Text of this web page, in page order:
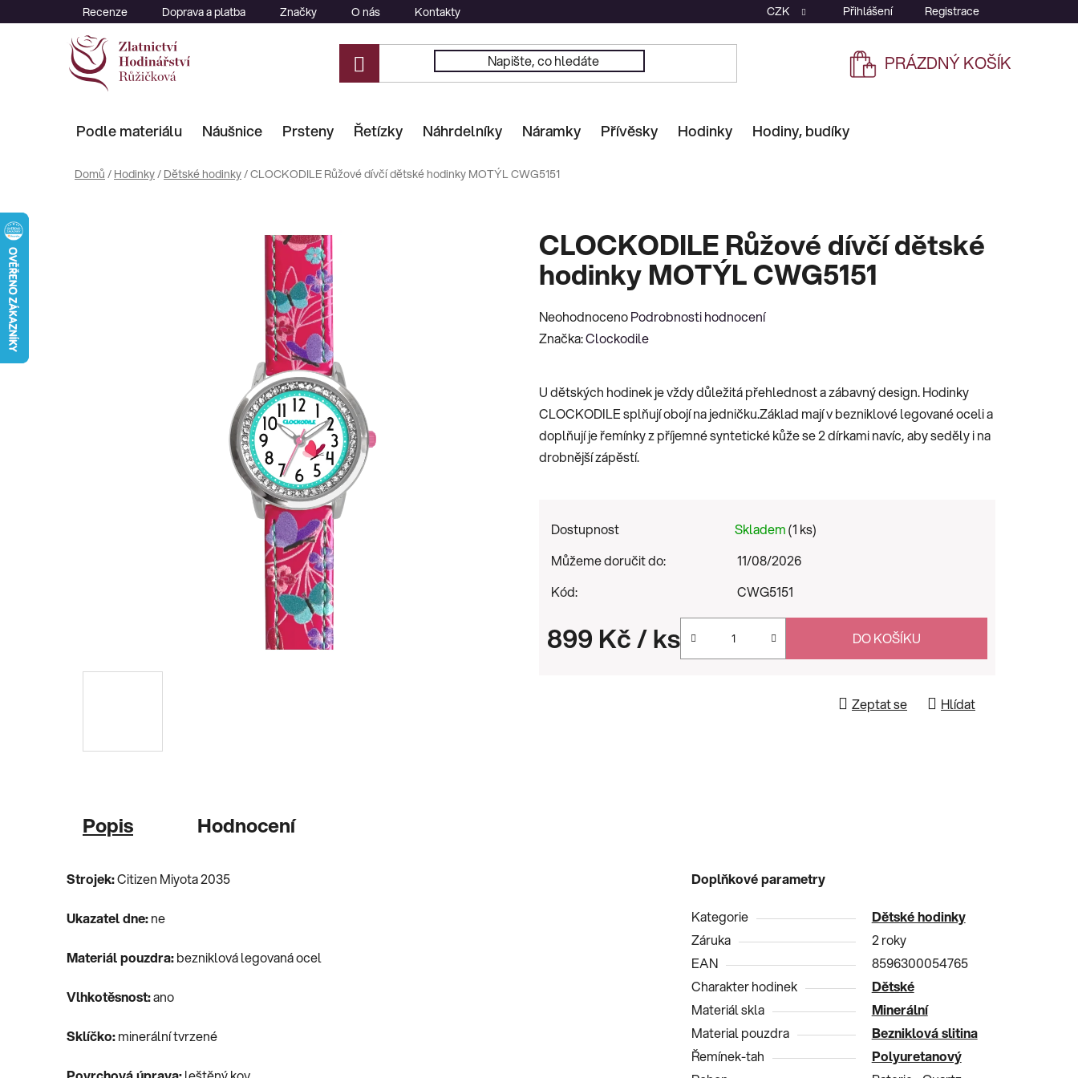
na
Recenze Doprava a platba Značky O nás Kontakty CZK Přihlášení Registrace
NÁKUPNÍ
PRÁZDNÝ KOŠÍK
Podle materiálu Náušnice Prsteny Řetízky Náhrdelníky Náramky Přívěsky Hodinky Hodiny, budíky
Domů / Hodinky/ Dětské hodinky/CLOCKODILE Růžové dívčí dětské hodinky MOTÝL CWG5151
CLOCKODILE Růžové dívčí dětské
hodinky MOTÝL CWG5151
Průměrné
hodnocení
0,0
z
5
hvězdiček.
NeohodnocenoPodrobnosti hodnocení
Značka:Clockodile
U dětských hodinek je vždy důležitá přehlednost a zábavný design. Hodinky
CLOCKODILE splňují obojí na jedničku.Základ mají v bezniklové legované oceli a
doplňují je řemínky z příjemné syntetické kůže se 2 dírkami navíc, aby seděly i na
drobnější zápěstí.
Dostupnost Skladem(1 ks)
Můžeme doručit do:
11/08/2026
Kód:
CWG5151
899 Kč/ ks DO KOŠÍKU
Zeptat se Hlídat
Popis Hodnocení
Strojek:Citizen Miyota 2035
Ukazatel dne:ne
Materiál pouzdra:bezniklová legovaná ocel
Vlhkotěsnost:ano
Sklíčko:minerální tvrzené
Doplňkové parametry
Kategorie
Dětské hodinky
Záruka
2 roky
EAN
8596300054765
Charakter hodinek
Dětské
Materiál skla
Minerální
Material pouzdra
Bezniklová slitina
Řemínek-tah
Polyuretanový